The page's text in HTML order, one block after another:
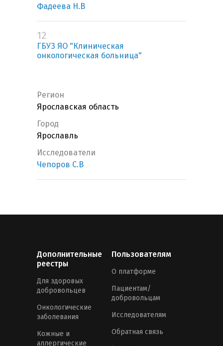
Фадеева Н.В
12
ГБУЗ ЯО "Клиническая
онкологическая больница"
Регион
Ярославская область
Город
Ярославль
Исследователи
Чепоров С.В
Дополнительные
реестры
Для здоровых
добровольцев
Онкологические
заболевания
Кожные и
аллергические
Пользователям
О платформе
Пациентам/
добровольцам
Исследователям
Обратная связь